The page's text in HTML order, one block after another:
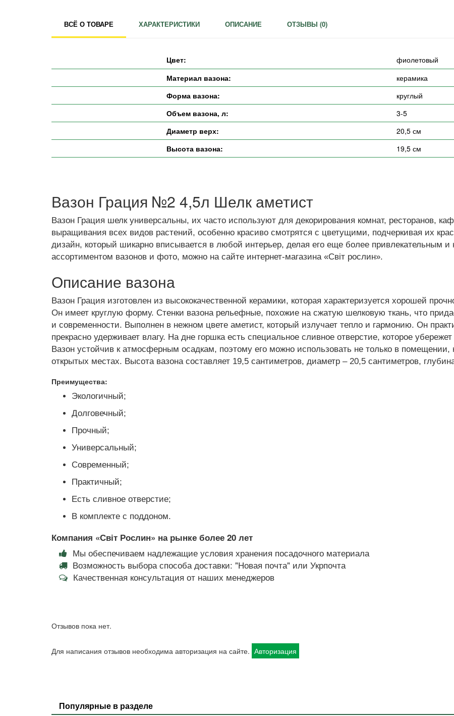
ВСЁ О ТОВАРЕ ХАРАКТЕРИСТИКИ ОПИСАНИЕ ОТЗЫВЫ (0)
Цвет:
фиолетовый
Материал вазона:
керамика
Форма вазона:
круглый
Объем вазона, л:
3-5
Диаметр верх:
20,5 см
Высота вазона:
19,5 см
Вазон Грация №2 4,5л Шелк аметист
Вазон Грация шелк универсальны, их часто используют для декорирования комнат, ресторанов,
выращивания всех видов растений, особенно красиво смотрятся с цветущими, подчеркивая их
дизайн, который шикарно вписывается в любой интерьер, делая его еще более привлекательным
ассортиментом вазонов и фото, можно на сайте интернет-магазина «Світ рослин».
Описание вазона
Вазон Грация изготовлен из высококачественной керамики, которая характеризуется хорошей
Он имеет круглую форму. Стенки вазона рельефные, похожие на сжатую шелковую ткань, что
и современности. Выполнен в нежном цвете аметист, который излучает тепло и гармонию. Он
прекрасно удерживает влагу. На дне горшка есть специальное сливное отверстие, которое
Вазон устойчив к атмосферным осадкам, поэтому его можно использовать не только в
открытых местах. Высота вазона составляет 19,5 сантиметров, диаметр – 20,5 сантиметров,
Преимущества:
Экологичный;
Долговечный;
Прочный;
Универсальный;
Современный;
Практичный;
Есть сливное отверстие;
В комплекте с поддоном.
Компания «Світ Рослин» на рынке более 20 лет
Мы обеспечиваем надлежащие условия хранения посадочного материала
Возможность выбора способа доставки: "Новая почта" или Укрпочта
Качественная консультация от наших менеджеров
Отзывов пока нет.
Для написания отзывов необходима авторизация на сайте. Авторизация
Популярные в разделе